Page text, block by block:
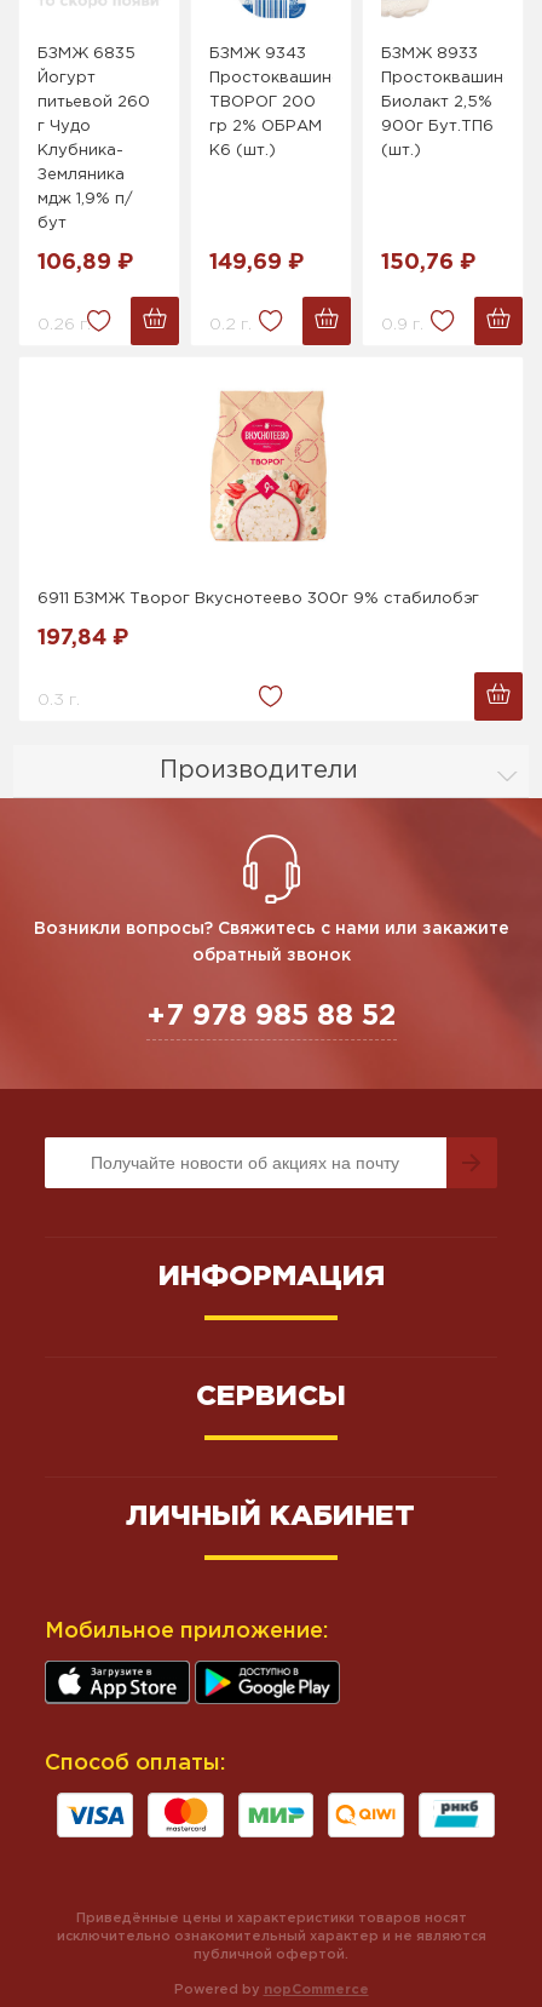
Производители
БЗМЖ 6835
Йогурт
питьевой 260
г Чудо
Клубника-
Земляника
мдж 1,9% п/
бут
106,89 ₽
0.26 г.
БЗМЖ 9343
Простоквашино
ТВОРОГ 200
гр 2% ОБРАМ
К6 (шт.)
149,69 ₽
0.2 г.
БЗМЖ 8933
Простоквашино
Биолакт 2,5%
900г Бут.ТП6
(шт.)
150,76 ₽
0.9 г.
6911 БЗМЖ Творог Вкуснотеево 300г 9% стабилобэг
197,84 ₽
0.3 г.
Возникли вопросы? Свяжитесь с нами или закажите
обратный звонок
+7 978 985 88 52
ИНФОРМАЦИЯ
СЕРВИСЫ
ЛИЧНЫЙ КАБИНЕТ
Мобильное приложение:
Способ оплаты:
Powered by nopCommerce
Приведённые цены и характеристики товаров носят
исключительно ознакомительный характер и не являются
публичной офертой.